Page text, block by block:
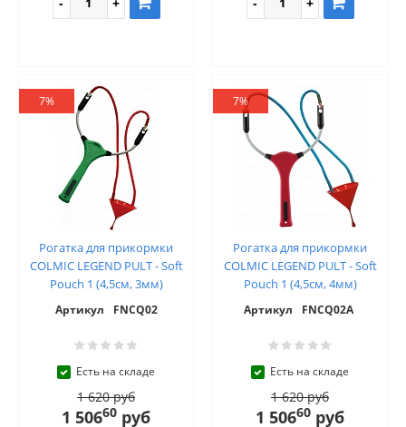
7%
Рогатка для прикормки
COLMIC LEGEND PULT - Soft
Pouch 1 (4,5см, 3мм)
Артикул FNCQ02
Есть на складе
1 620 руб
1 50660 руб
7%
Рогатка для прикормки
COLMIC LEGEND PULT - Soft
Pouch 1 (4,5см, 4мм)
Артикул FNCQ02A
Есть на складе
1 620 руб
1 50660 руб